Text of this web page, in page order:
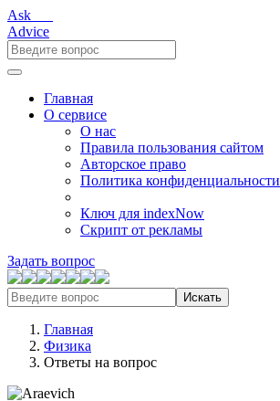
Ask___
Advice
Главная
О сервисе
О нас
Правила пользования сайтом
Авторское право
Политика конфиденциальности
Ключ для indexNow
Скрипт от рекламы
Задать вопрос
Искать
Главная
Физика
Ответы на вопрос